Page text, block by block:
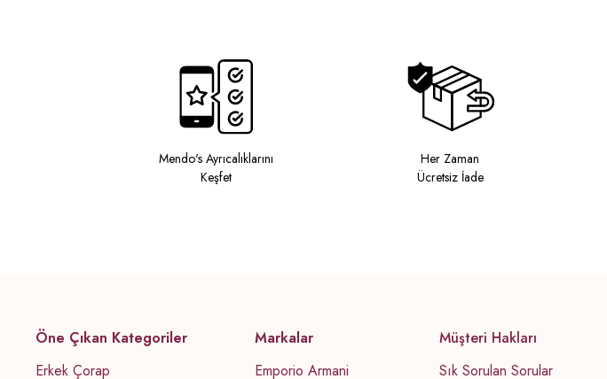
Mendo's Ayrıcalıklarını
Keşfet
Her Zaman
Ücretsiz İade
Öne Çıkan Kategoriler
Erkek Çorap
Markalar
Emporio Armani
Müşteri Hakları
Sık Sorulan Sorular